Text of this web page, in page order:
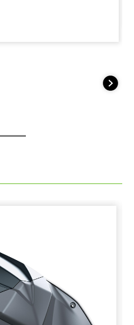
carénée crée un
l’aidant à se sentir